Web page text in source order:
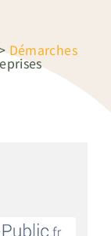
Démarches